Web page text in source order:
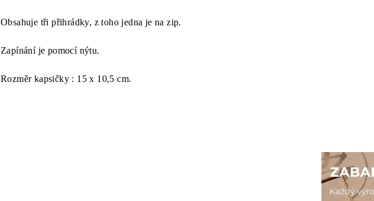
Obsahuje tři přihrádky, z toho jedna je na zip.
Zapínání je pomocí nýtu.
Rozměr kapsičky : 15 x 10,5 cm.